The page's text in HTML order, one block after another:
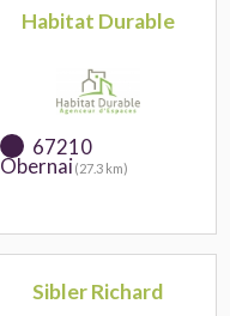
Habitat Durable
67210
Obernai (27.3 km)
Sibler Richard